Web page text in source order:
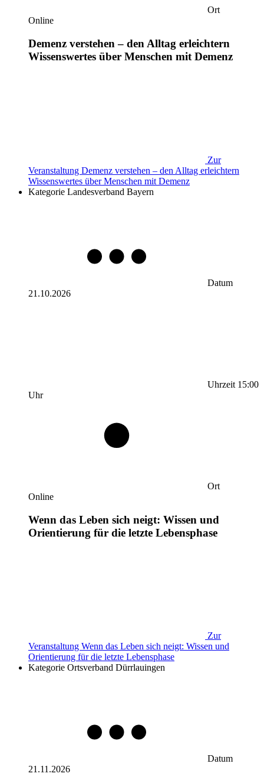
Ort
Online
Demenz verstehen – den Alltag erleichtern
Wissenswertes über Menschen mit Demenz
Zur
Veranstaltung Demenz verstehen – den Alltag erleichtern
Wissenswertes über Menschen mit Demenz
Kategorie Landesverband Bayern
Datum
21.10.2026
Uhrzeit 15:00
Uhr
Ort
Online
Wenn das Leben sich neigt: Wissen und
Orientierung für die letzte Lebensphase
Zur
Veranstaltung Wenn das Leben sich neigt: Wissen und
Orientierung für die letzte Lebensphase
Kategorie Ortsverband Dürrlauingen
Datum
21.11.2026